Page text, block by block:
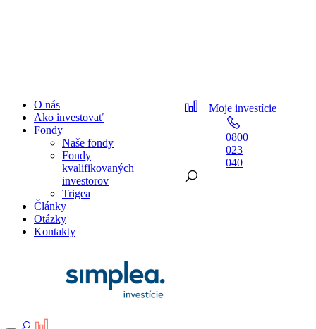
O nás
Ako investovať
Fondy
Naše fondy
Fondy
kvalifikovaných
investorov
Trigea
Články
Otázky
Kontakty
Moje investície
0800
023
040